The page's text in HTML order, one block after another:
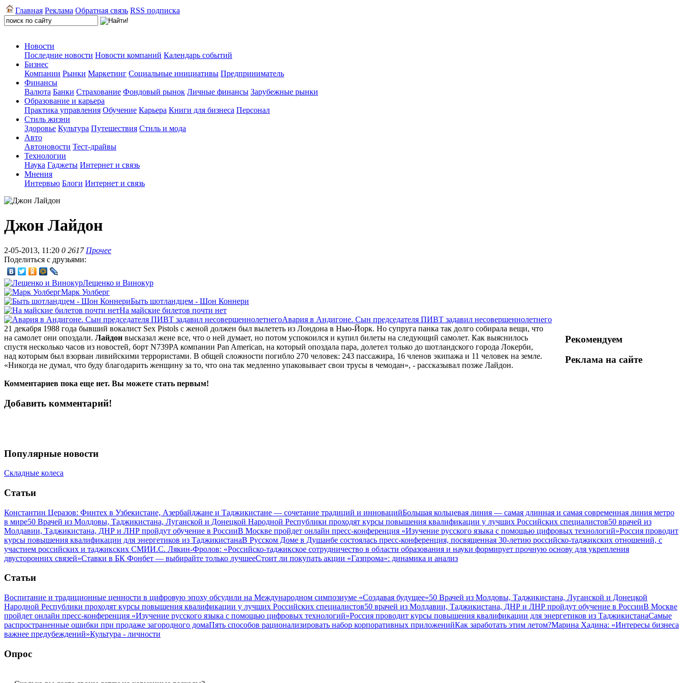
Главная Реклама Обратная связь RSS подписка
Новости
Последние новости Новости компаний Календарь событий
Бизнес
Компании Рынки Маркетинг Социальные инициативы Предприниматель
Финансы
Валюта Банки Страхование Фондовый рынок Личные финансы Зарубежные рынки
Образование и карьера
Практика управления Обучение Карьера Книги для бизнеса Персонал
Стиль жизни
Здоровье Культура Путешествия Стиль и мода
Авто
Автоновости Тест-драйвы
Технологии
Наука Гаджеты Интернет и связь
Мнения
Интервью Блоги Интернет и связь
Джон Лайдон
2-05-2013, 11:20 0 2617 Прочее
Поделиться с друзьями:
Лещенко и Винокур
Марк Уолберг
Быть шотландцем - Шон Коннери
На майские билетов почти нет
Авария в Андигоне. Сын председателя ПИВТ задавил несовершеннолетнего
21 декабря 1988 года бывший вокалист Sex Pistols с женой должен был вылететь из Лондона в Нью-Йорк. Но супруга панка так долго собирала вещи, что
на самолет они опоздали. Лайдон высказал жене все, что о ней думает, но потом успокоился и купил билеты на следующий самолет. Как выяснилось
спустя несколько часов из новостей, борт N739PA компании Pan American, на который опоздала пара, долетел только до шотландского города Локерби,
над которым был взорван ливийскими террористами. В общей сложности погибло 270 человек: 243 пассажира, 16 членов экипажа и 11 человек на земле.
«Никогда не думал, что буду благодарить женщину за то, что она так медленно упаковывает свои трусы в чемодан», - рассказывал позже Лайдон.
Комментариев пока еще нет. Вы можете стать первым!
Добавить комментарий!
Рекомендуем
Реклама на сайте
Популярные новости
Складные колеса
Статьи
Константин Церазов: Финтех в Узбекистане, Азербайджане и Таджикистане — сочетание традиций и инновацийБольшая кольцевая линия — самая длинная и самая современная линия метро
в мире50 Врачей из Молдовы, Таджикистана, Луганской и Донецкой Народной Республики проходят курсы повышения квалификации у лучших Российских специалистов50 врачей из
Молдавии, Таджикистана, ДНР и ЛНР пройдут обучение в РоссииВ Москве пройдет онлайн пресс-конференция «Изучение русского языка с помощью цифровых технологий»Россия проводит
курсы повышения квалификации для энергетиков из ТаджикистанаВ Русском Доме в Душанбе состоялась пресс-конференция, посвященная 30-летию российско-таджикских отношений, с
участием российских и таджикских СМИИ.С. Лякин-Фролов: «Российско-таджикское сотрудничество в области образования и науки формирует прочную основу для укрепления
двусторонних связей»Ставки в БК Фонбет — выбирайте только лучшееСтоит ли покупать акции «Газпрома»: динамика и анализ
Статьи
Воспитание и традиционные ценности в цифровую эпоху обсудили на Международном симпозиуме «Создавая будущее»50 Врачей из Молдовы, Таджикистана, Луганской и Донецкой
Народной Республики проходят курсы повышения квалификации у лучших Российских специалистов50 врачей из Молдавии, Таджикистана, ДНР и ЛНР пройдут обучение в РоссииВ Москве
пройдет онлайн пресс-конференция «Изучение русского языка с помощью цифровых технологий»Россия проводит курсы повышения квалификации для энергетиков из ТаджикистанаСамые
распространенные ошибки при продаже загородного домаПять способов рационализировать набор корпоративных приложенийКак заработать этим летом?Марина Хадина: «Интересы бизнеса
важнее предубеждений»Культура - личности
Опрос